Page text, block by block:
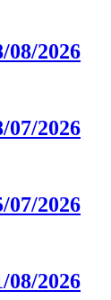
08/2026
07/2026
07/2026
08/2026